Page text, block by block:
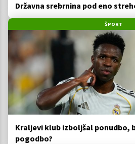
Državna srebrnina pod eno
ŠPORT
Kraljevi klub izboljšal ponudbo,
pogodbo?